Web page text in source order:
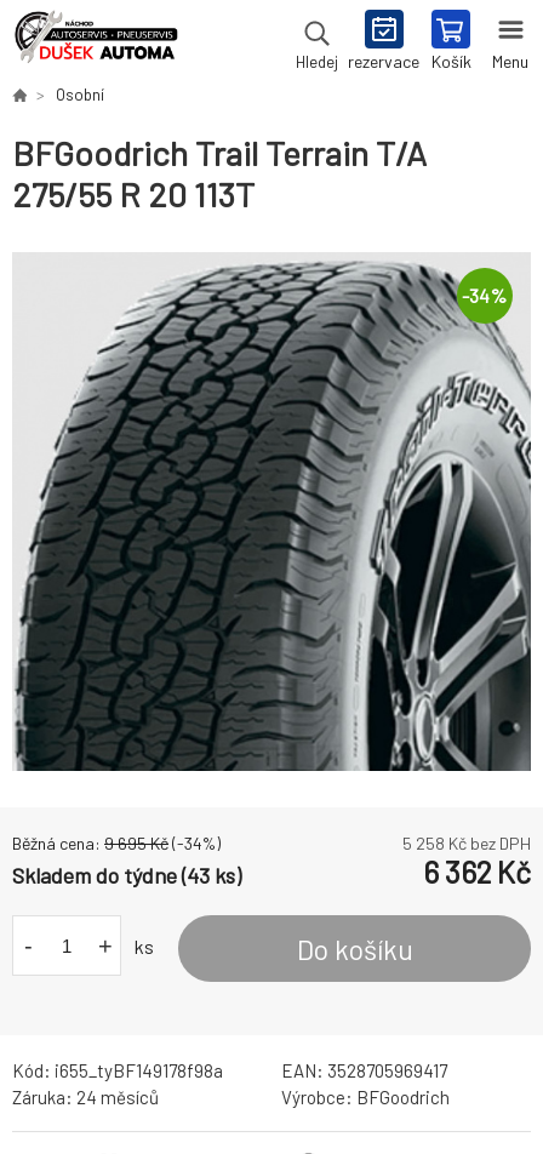
Hledej rezervace Košík Menu
Osobní
BFGoodrich Trail Terrain T/A
275/55 R 20 113T
-34%
Běžná cena: 9 695Kč(-34%) 5 258 Kč bez DPH
Skladem do týdne (43 ks) 6 362 Kč
- + ks Do košíku
Kód: i655_tyBF149178f98a EAN: 3528705969417
Záruka: 24 měsíců Výrobce: BFGoodrich